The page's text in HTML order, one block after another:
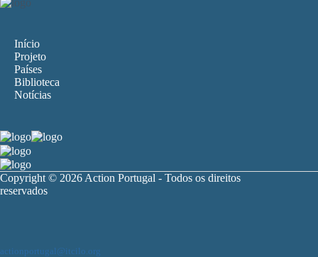
Início
Projeto
Países
Biblioteca
Notícias
Copyright © 2026 Action Portugal - Todos os direitos
reservados
actionportugal@itcilo.org